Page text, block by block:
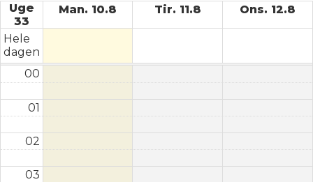
Uge
33
Man. 10.8 Tir. 11.8 Ons. 12.8
Hele
dagen
00
01
02
03